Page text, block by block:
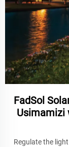
FadSol
Usimamizi
Regulate the